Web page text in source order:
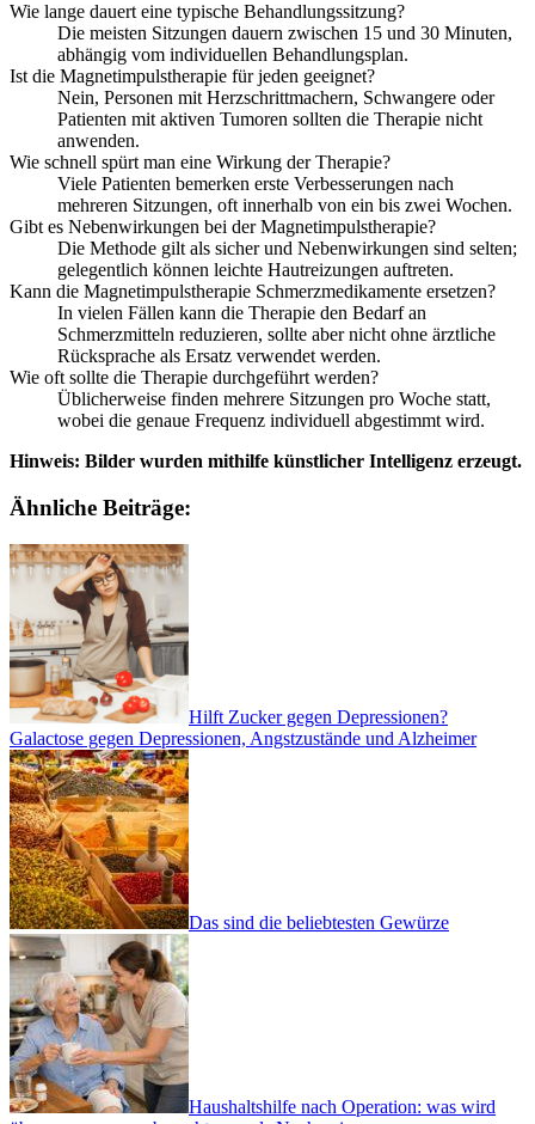
Wie lange dauert eine typische Behandlungssitzung?
Die meisten Sitzungen dauern zwischen 15 und 30 Minuten,
abhängig vom individuellen Behandlungsplan.
Ist die Magnetimpulstherapie für jeden geeignet?
Nein, Personen mit Herzschrittmachern, Schwangere oder
Patienten mit aktiven Tumoren sollten die Therapie nicht
anwenden.
Wie schnell spürt man eine Wirkung der Therapie?
Viele Patienten bemerken erste Verbesserungen nach
mehreren Sitzungen, oft innerhalb von ein bis zwei Wochen.
Gibt es Nebenwirkungen bei der Magnetimpulstherapie?
Die Methode gilt als sicher und Nebenwirkungen sind selten;
gelegentlich können leichte Hautreizungen auftreten.
Kann die Magnetimpulstherapie Schmerzmedikamente ersetzen?
In vielen Fällen kann die Therapie den Bedarf an
Schmerzmitteln reduzieren, sollte aber nicht ohne ärztliche
Rücksprache als Ersatz verwendet werden.
Wie oft sollte die Therapie durchgeführt werden?
Üblicherweise finden mehrere Sitzungen pro Woche statt,
wobei die genaue Frequenz individuell abgestimmt wird.
Hinweis: Bilder wurden mithilfe künstlicher Intelligenz erzeugt.
Ähnliche Beiträge:
Hilft Zucker gegen Depressionen?
Galactose gegen Depressionen, Angstzustände und Alzheimer
Das sind die beliebtesten Gewürze
Haushaltshilfe nach Operation: was wird